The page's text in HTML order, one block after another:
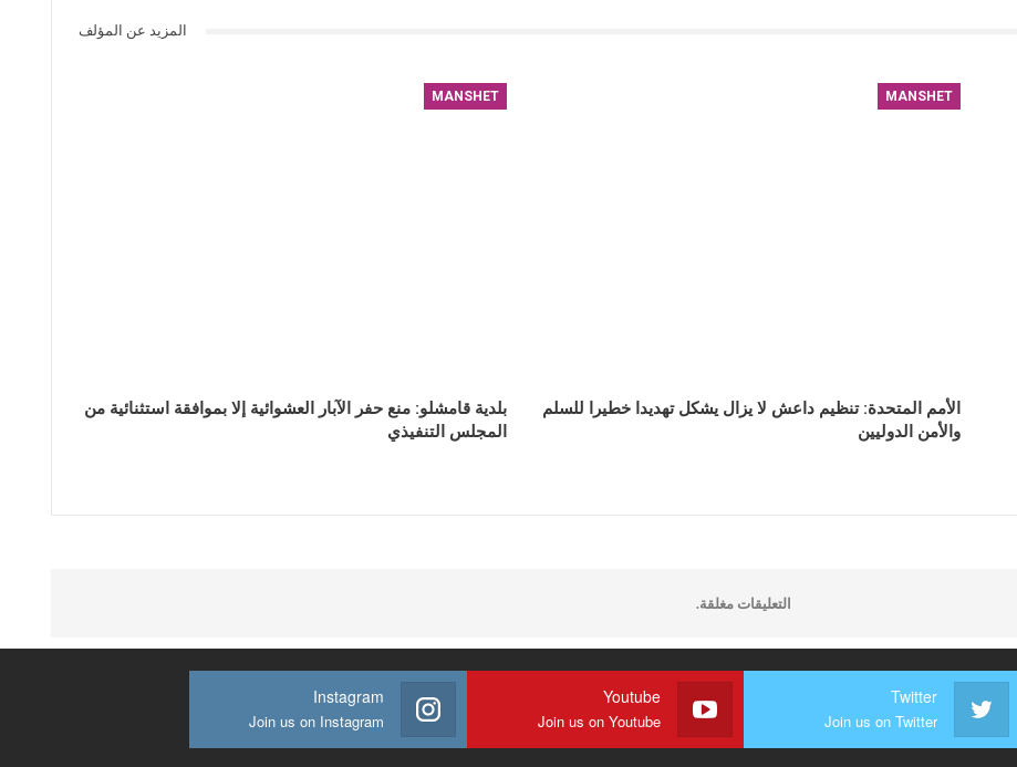
المزيد عن المؤلف
MANSHET
الأمم المتحدة: تنظيم داعش لا يزال يشكل تهديدا خطيرا للسلم
والأمن الدوليين
MANSHET
بلدية قامشلو: منع حفر الآبار العشوائية إلا بموافقة استثنائية من
المجلس التنفيذي
التعليقات مغلقة.
Twitter
Join us on Twitter
Youtube
Join us on Youtube
Instagram
Join us on Instagram